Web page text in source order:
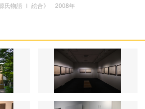
源氏物語 Ⅰ 絵合》 2008年